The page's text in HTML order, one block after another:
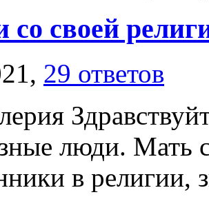
со своей
29 ответов
люди. Мать
в религии,